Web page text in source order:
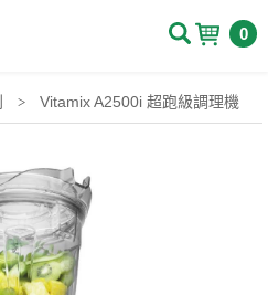
0
> Vitamix A2500i 超跑級調理機